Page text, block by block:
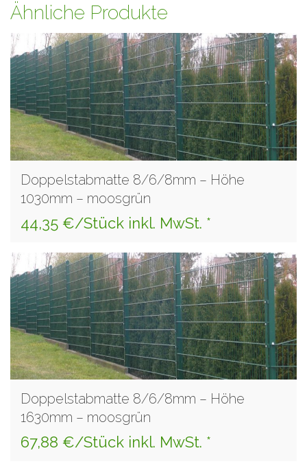
Ähnliche Produkte
Doppelstabmatte 8/6/8mm – Höhe
1030mm – moosgrün
44,35 €/Stück inkl. MwSt. *
Doppelstabmatte 8/6/8mm – Höhe
1630mm – moosgrün
67,88 €/Stück inkl. MwSt. *